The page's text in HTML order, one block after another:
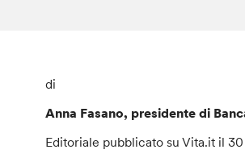
di
Anna Fasano, presidente di
Editoriale pubblicato su Vita.it il